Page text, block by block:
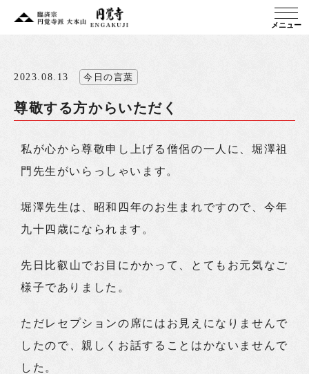
メニュー
2023.08.13 今日の言葉
尊敬する方からいただく
私が心から尊敬申し上げる僧侶の一人に、堀澤祖
門先生がいらっしゃいます。
堀澤先生は、昭和四年のお生まれですので、今年
九十四歳になられます。
先日比叡山でお目にかかって、とてもお元気なご
様子でありました。
ただレセプションの席にはお見えになりませんで
したので、親しくお話することはかないませんで
した。